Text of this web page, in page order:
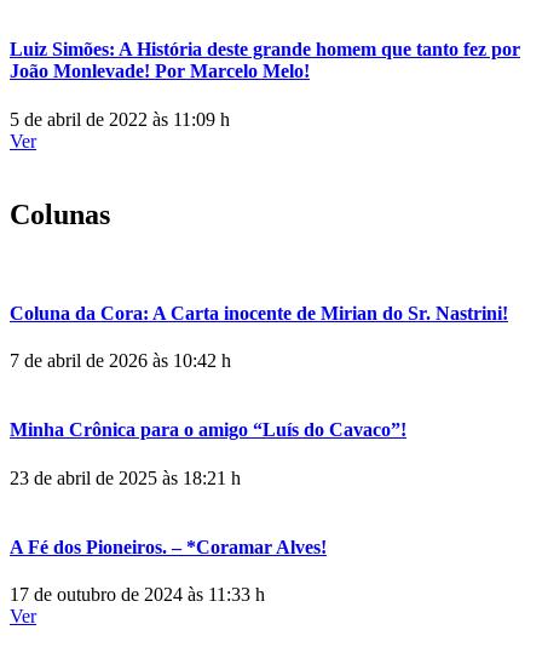
Luiz Simões: A História deste grande homem que tanto fez por
João Monlevade! Por Marcelo Melo!
5 de abril de 2022 às 11:09 h
Ver
Colunas
Coluna da Cora: A Carta inocente de Mirian do Sr. Nastrini!
7 de abril de 2026 às 10:42 h
Minha Crônica para o amigo “Luís do Cavaco”!
23 de abril de 2025 às 18:21 h
A Fé dos Pioneiros. – *Coramar Alves!
17 de outubro de 2024 às 11:33 h
Ver